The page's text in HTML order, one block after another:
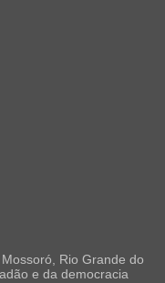
Rio Grande do
e da democracia